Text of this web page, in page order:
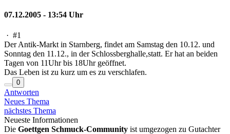
07.12.2005 - 13:54 Uhr
· #1
Der Antik-Markt in Starnberg, findet am Samstag den 10.12. und
Sonntag den 11.12., in der Schlossberghalle,statt. Er hat an beiden
Tagen von 11Uhr bis 18Uhr geöffnet.
Das Leben ist zu kurz um es zu verschlafen.
0
Antworten
Neues Thema
nächstes Thema
Neueste Informationen
Die Goettgen Schmuck-Community ist umgezogen zu Gutachter